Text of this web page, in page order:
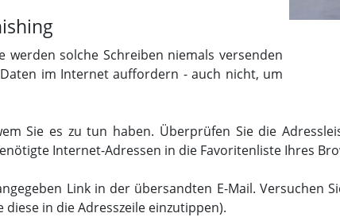
werden solche Schreiben niemals versenden
im Internet auffordern - auch nicht, um
Sie es zu tun haben. Überprüfen Sie die
Internet-Adressen in die Favoritenliste Ihres
Link in der übersandten E-Mail. Versuchen
in die Adresszeile einzutippen).